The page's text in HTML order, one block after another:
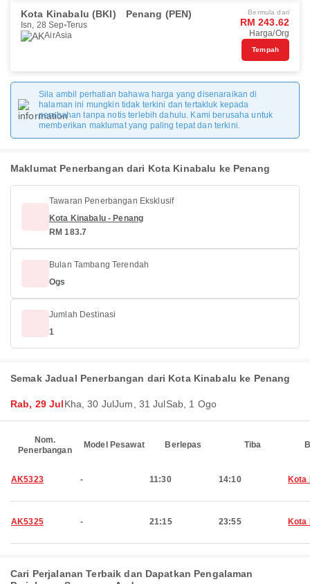
Kota Kinabalu (BKI) Penang (PEN)
Isn, 28 Sep Terus
AirAsia
Bermula dari
RM 243.62
Harga/Org
Tempah
Sila ambil perhatian bahawa harga yang disenaraikan di
halaman ini mungkin tidak terkini dan tertakluk kepada
perubahan tanpa notis terlebih dahulu. Kami berusaha untuk
memberikan maklumat yang paling tepat dan terkini.
Maklumat Penerbangan dari Kota Kinabalu ke Penang
Tawaran Penerbangan Eksklusif
Kota Kinabalu - Penang
RM 183.7
Bulan Tambang Terendah
Ogs
Jumlah Destinasi
1
Semak Jadual Penerbangan dari Kota Kinabalu ke Penang
Rab, 29 JulKha, 30 JulJum, 31 JulSab, 1 Ogo
Nom.
Penerbangan
Model Pesawat Berlepas Tiba
AK5323 - 11:30 14:10 Kota
AK5325 - 21:15 23:55 Kota
Cari Perjalanan Terbaik dan Dapatkan Pengalaman